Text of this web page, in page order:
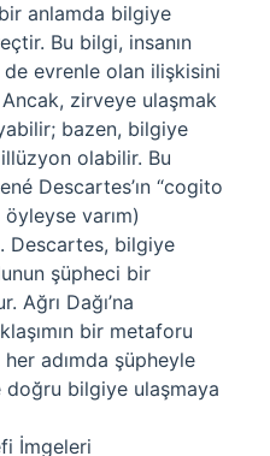
anlamda bilgiye
Bu bilgi, insanın
de evrenle olan ilişkisini
Ancak, zirveye ulaşmak
bazen, bilgiye
olabilir. Bu
Descartes’ın “cogito
varım)
Descartes, bilgiye
şüpheci bir
Ağrı Dağı’na
bir metaforu
adımda şüpheyle
bilgiye ulaşmaya
İmgeleri